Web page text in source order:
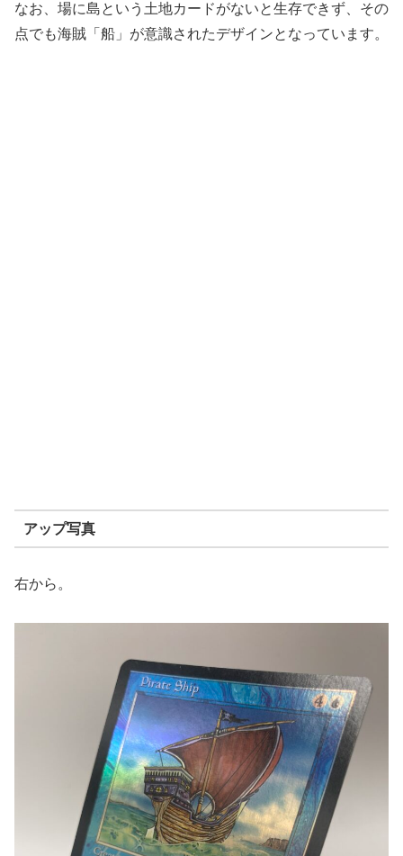
なお、場に島という土地カードがないと生存できず、その
点でも海賊「船」が意識されたデザインとなっています。
アップ写真
右から。